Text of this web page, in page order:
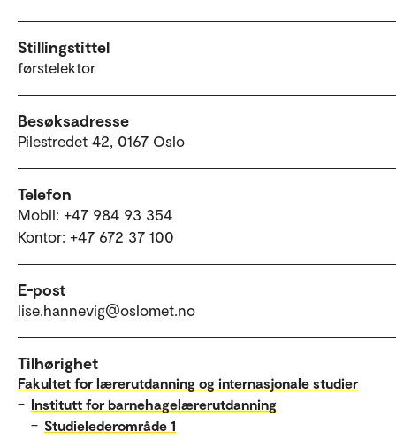
Stillingstittel
førstelektor
Besøksadresse
Pilestredet 42, 0167 Oslo
Telefon
Mobil: +47 984 93 354
Kontor: +47 672 37 100
E-post
lise.hannevig@oslomet.no
Tilhørighet
Fakultet for lærerutdanning og internasjonale studier
– Institutt for barnehagelærerutdanning
– Studielederområde 1